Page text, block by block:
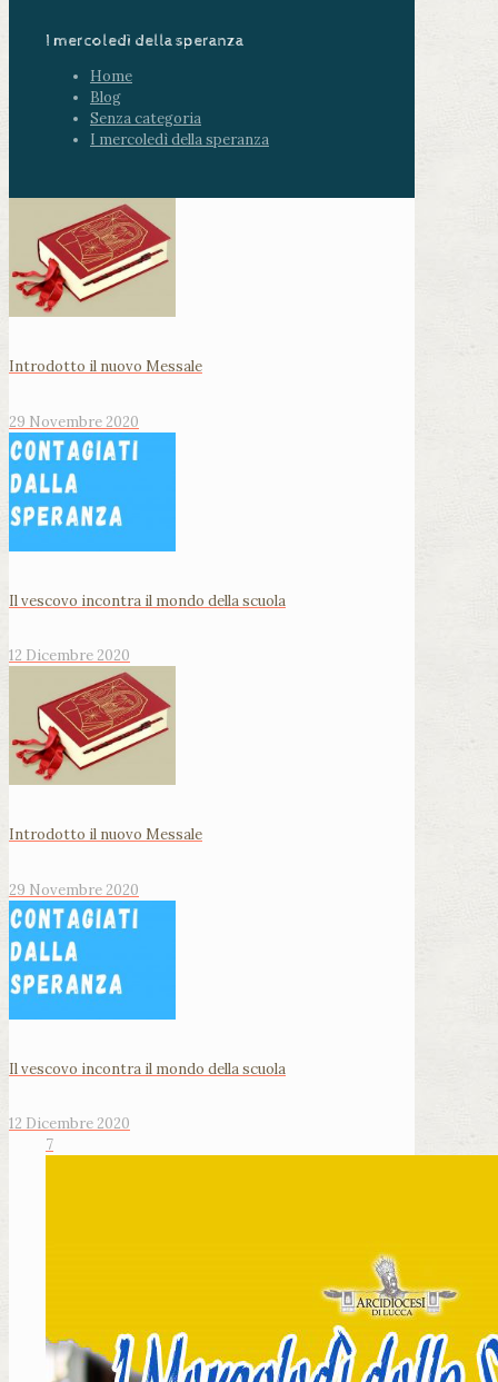
I mercoledì della speranza
Home
Blog
Senza categoria
I mercoledì della speranza
Introdotto il nuovo Messale
29 Novembre 2020
Il vescovo incontra il mondo della scuola
12 Dicembre 2020
Introdotto il nuovo Messale
29 Novembre 2020
Il vescovo incontra il mondo della scuola
12 Dicembre 2020
7